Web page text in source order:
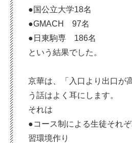
●国公立大学18名
●GMACH 97名
●日東駒専 186名
という結果でした。
京華は、「入口より出口が
う話はよく耳にします。
それは
●コース制による生徒それ
習環境作り